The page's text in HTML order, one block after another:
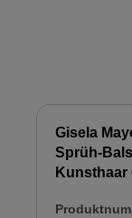
Gisela
Sprüh-
Kunsthaar